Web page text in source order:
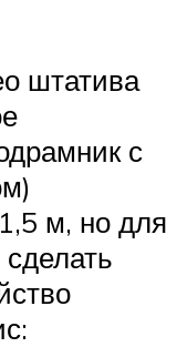
штатива
с
м, но для